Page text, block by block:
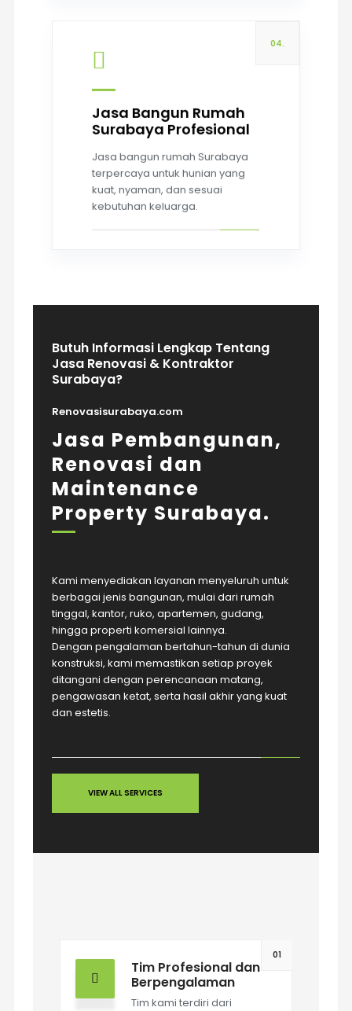
Jasa Bangun Rumah
Surabaya Profesional
Jasa bangun rumah Surabaya
terpercaya untuk hunian yang
kuat, nyaman, dan sesuai
kebutuhan keluarga.
04.
Read more
Butuh Informasi Lengkap Tentang
Jasa Renovasi & Kontraktor
Surabaya?
Renovasisurabaya.com
Jasa Pembangunan,
Renovasi dan
Maintenance
Property Surabaya.
Kami menyediakan layanan menyeluruh untuk
berbagai jenis bangunan, mulai dari rumah
tinggal, kantor, ruko, apartemen, gudang,
hingga properti komersial lainnya.
Dengan pengalaman bertahun-tahun di dunia
konstruksi, kami memastikan setiap proyek
ditangani dengan perencanaan matang,
pengawasan ketat, serta hasil akhir yang kuat
dan estetis.
VIEW ALL SERVICES
01
Tim Profesional dan
Berpengalaman
Tim kami terdiri dari